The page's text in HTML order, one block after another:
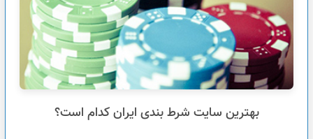
بهترین سایت شرط بندی ایران کدام است؟